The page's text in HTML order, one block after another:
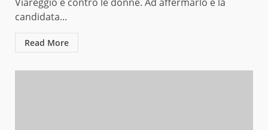
candidata...
Read More